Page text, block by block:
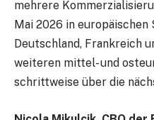
mehrere
Mai 2026 in
Deutschland, Frankreich
weiteren mittel- und
schrittweise über die